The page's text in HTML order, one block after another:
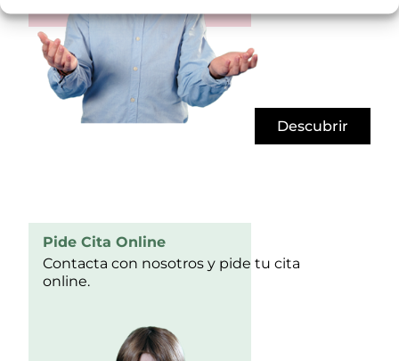
Descubrir
Pide Cita Online
Contacta con nosotros y pide tu cita
online.